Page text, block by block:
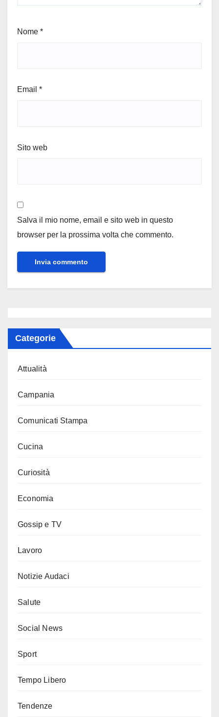
Nome *
Email *
Sito web
Salva il mio nome, email e sito web in questo
browser per la prossima volta che commento.
Categorie
Attualità
Campania
Comunicati Stampa
Cucina
Curiosità
Economia
Gossip e TV
Lavoro
Notizie Audaci
Salute
Social News
Sport
Tempo Libero
Tendenze